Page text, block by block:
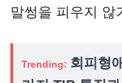
말썽을 피우지 않
Trending: 회피형